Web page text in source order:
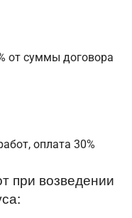
от суммы договора
оплата 30%
при возведении